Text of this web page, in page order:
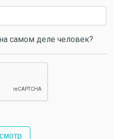
самом деле человек?